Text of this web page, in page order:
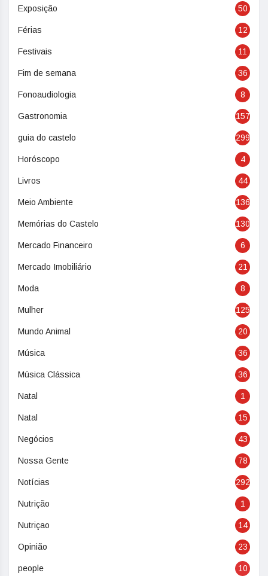
Exposição 50
Férias 12
Festivais 11
Fim de semana 36
Fonoaudiologia 8
Gastronomia 157
guia do castelo 299
Horóscopo 4
Livros 44
Meio Ambiente 136
Memórias do Castelo 130
Mercado Financeiro 6
Mercado Imobiliário 21
Moda 8
Mulher 125
Mundo Animal 20
Música 36
Música Clássica 36
Natal 1
Natal 15
Negócios 43
Nossa Gente 78
Notícias 292
Nutrição 1
Nutriçao 14
Opinião 23
people 10